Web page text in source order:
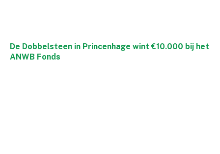
De Dobbelsteen in Princenhage wint €10.000 bij het
ANWB Fonds